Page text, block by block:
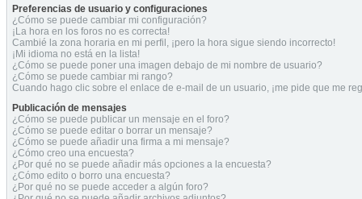
Preferencias de usuario y configuraciones
¿Cómo se puede cambiar mi configuración?
¡La hora en los foros no es correcta!
Cambié la zona horaria en mi perfil, ¡pero la hora sigue siendo incorrecto!
¡Mi idioma no está en la lista!
¿Cómo se puede poner una imagen debajo de mi nombre de usuario?
¿Cómo se puede cambiar mi rango?
Cuando hago clic sobre el enlace de e-mail de un usuario, ¡me pide que me
Publicación de mensajes
¿Cómo se puede publicar un mensaje en el foro?
¿Cómo se puede editar o borrar un mensaje?
¿Cómo se puede añadir una firma a mi mensaje?
¿Cómo creo una encuesta?
¿Por qué no se puede añadir más opciones a la encuesta?
¿Cómo edito o borro una encuesta?
¿Por qué no se puede acceder a algún foro?